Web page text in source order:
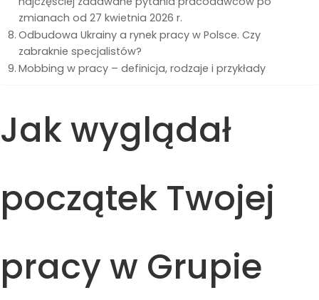
zmianach od 27 kwietnia 2026 r.
Odbudowa Ukrainy a rynek pracy w Polsce. Czy
zabraknie specjalistów?
Mobbing w pracy – definicja, rodzaje i przykłady
Jak wyglądał
początek Twojej
pracy w Grupie